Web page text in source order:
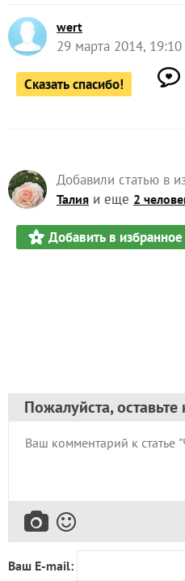
wert
29 марта 2014, 19:10
Сказать спасибо!
Добавили статью в
Талия и еще 2
Добавить в избранное
Пожалуйста,
Ваш E-mail: